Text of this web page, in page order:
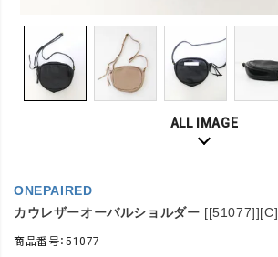
ALL IMAGE
ONEPAIRED
カウレザーオーバルショルダー [[51077]][C]
商品番号：51077